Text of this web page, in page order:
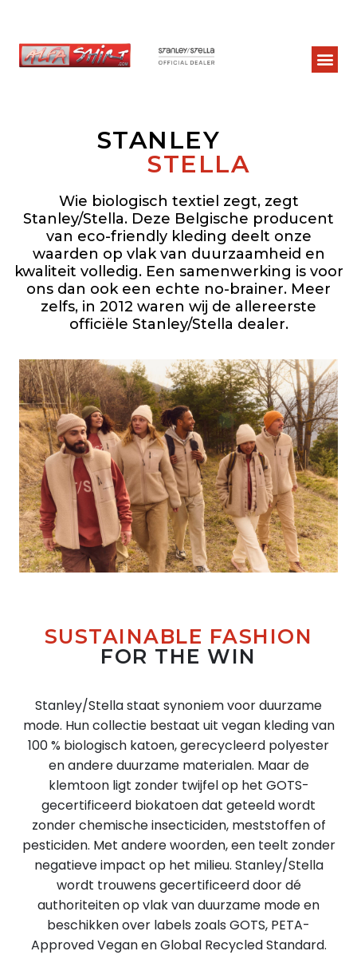
STANLEY
STELLA
Wie biologisch textiel zegt, zegt
Stanley/Stella. Deze Belgische producent
van eco-friendly kleding deelt onze
waarden op vlak van duurzaamheid en
kwaliteit volledig. Een samenwerking is voor
ons dan ook een echte no-brainer. Meer
zelfs, in 2012 waren wij de allereerste
officiële Stanley/Stella dealer.
SUSTAINABLE FASHION
FOR THE WIN
Stanley/Stella staat synoniem voor duurzame
mode. Hun collectie bestaat uit vegan kleding van
100 % biologisch katoen, gerecycleerd polyester
en andere duurzame materialen. Maar de
klemtoon ligt zonder twijfel op het GOTS-
gecertificeerd biokatoen dat geteeld wordt
zonder chemische insecticiden, meststoffen of
pesticiden. Met andere woorden, een teelt zonder
negatieve impact op het milieu. Stanley/Stella
wordt trouwens gecertificeerd door dé
authoriteiten op vlak van duurzame mode en
beschikken over labels zoals GOTS, PETA-
Approved Vegan en Global Recycled Standard.